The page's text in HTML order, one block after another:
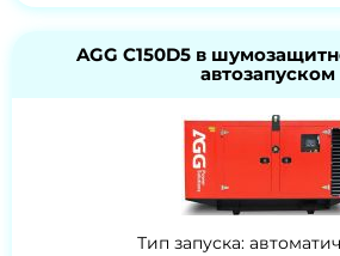
AGG C150D5 в
автозапуском
Тип запуска: